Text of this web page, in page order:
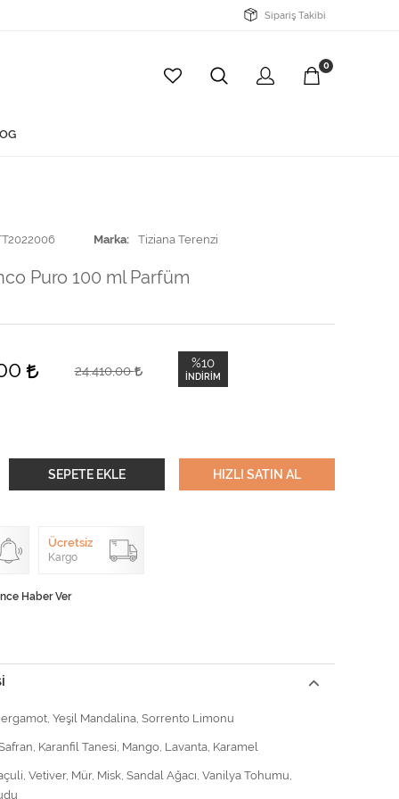
Sipariş Takibi
0
Marka Tiziana Terenzi
Puro 100 ml Parfüm
24.410,00 %10
İNDIRIM
SEPETE EKLE HIZLI SATIN AL
Ücretsiz
Kargo
Haber Ver
Yeşil Mandalina, Sorrento Limonu
Karanfil Tanesi, Mango, Lavanta, Karamel
Vetiver, Mür, Misk, Sandal Ağacı, Vanilya Tohumu,